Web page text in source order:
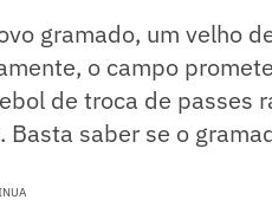
gramado, um velho
o campo
de troca de passes
saber se o